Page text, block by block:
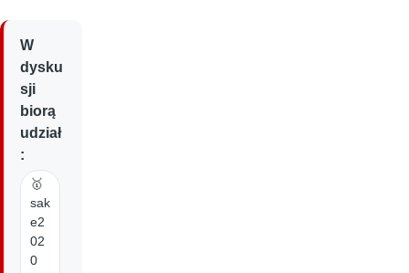
W
dysku
sji
biorą
udział
:
🥇
sak
e2
02
0